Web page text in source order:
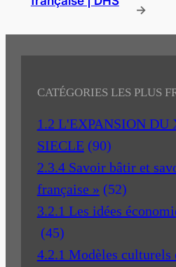
→
CATÉGORIES LES PLUS
1.2 L'EXPANSION DU
SIECLE (90)
2.3.4 Savoir bâtir et
française » (52)
3.2.1 Les idées
(45)
4.2.1 Modèles culturels